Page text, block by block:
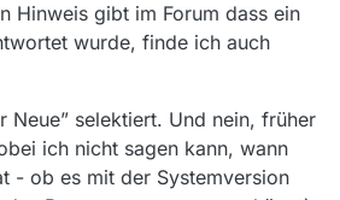
Hinweis gibt im Forum dass ein
wurde, finde ich auch
Neue” selektiert. Und nein, früher
ich nicht sagen kann, wann
- ob es mit der Systemversion